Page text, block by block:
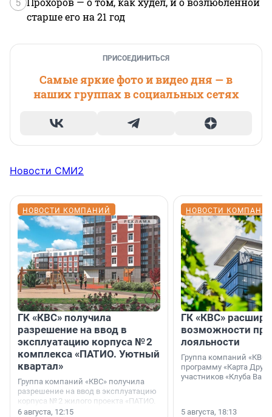
старше его на 21 год
ПРИСОЕДИНИТЬСЯ
Самые яркие фото и видео дня — в
наших группах в социальных сетях
Новости СМИ2
НОВОСТИ КОМПАНИЙ
ГК «КВС» получила
разрешение на ввод в
эксплуатацию корпуса № 2
комплекса «ПАТИО. Уютный
квартал»
Группа компаний «КВС» получила
разрешение на ввод в эксплуатацию
корпуса № 2 жилого проекта «ПАТИО.
Уютный квартал», расположенного во
6 августа, 12:15
НОВОСТИ
ГК «КВС»
возможности
лояльности
Группа компаний
программу «Карта
участников «Клуба
5 августа, 18:13